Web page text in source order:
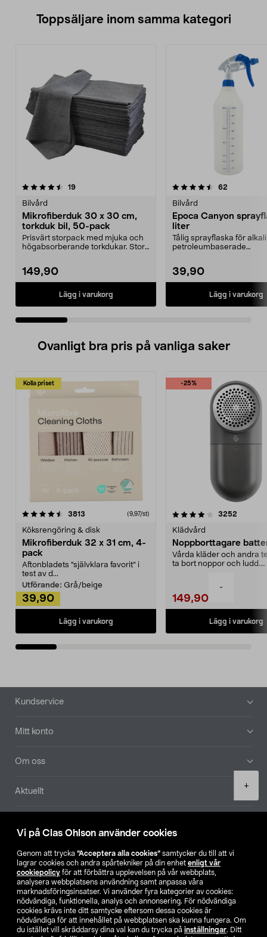
Vi på Clas Ohlson använder cookies
Genom att trycka ”Acceptera alla cookies” samtycker du till att vi
lagrar cookies och andra spårtekniker på din enhet enligt vår
cookiepolicy för att förbättra upplevelsen på vår webbplats,
analysera webbplatsens användning samt anpassa våra
marknadsföringsinsatser. Vi använder fyra kategorier av cookies:
nödvändiga, funktionella, analys och annonsering. För nödvändiga
cookies krävs inte ditt samtycke eftersom dessa cookies är
nödvändiga för att innehållet på webbplatsen ska kunna fungera. Om
du istället vill skräddarsy dina val kan du trycka på inställningar. Ditt
-
+
Toppsäljare inom samma kategori
19recensioner
Bilvård
Mikrofiberduk 30 x 30 cm,
torkduk bil, 50-pack
Prisvärt storpack med mjuka och
högabsorberande torkdukar. Stora
149,90
Lägg i varukorg
4.5 av 5 stjärnor 62
Bilvård
Epoca Canyon
liter
Tålig sprayflaska för
petroleumbaserade
39,90
Lägg i varukorg
4.0 av 5 stjärnor
Ovanligt bra pris på vanliga saker
Kolla priset
3813 (9,97/st)
Köksrengöring & disk
Mikrofiberduk 32 x 31 cm, 4-
pack
Aftonbladets "självklara favorit” i
test av d...
Utförande: Grå/beige
39,90
Lägg i varukorg
-25%
4.0av 5 stjärnor 3252
Klädvård
Noppborttagare
Vårda kläder och andra
ta bort noppor och ludd.
149,90
Lägg i varukorg
4.5av 5 stjärnor
Sidfot
Kundservice
Mitt konto
Om oss
Aktuellt
Hitta butik
SE NO FI